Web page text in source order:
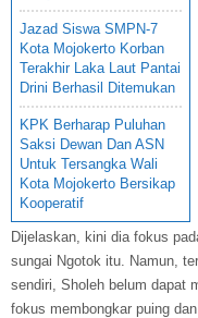
Jazad Siswa SMPN-7
Kota Mojokerto Korban
Terakhir Laka Laut Pantai
Drini Berhasil Ditemukan
KPK Berharap Puluhan
Saksi Dewan Dan ASN
Untuk Tersangka Wali
Kota Mojokerto Bersikap
Kooperatif
Dijelaskan, kini dia fokus
sungai Ngotok itu. Namun,
sendiri, Sholeh belum dapat
fokus membongkar puing